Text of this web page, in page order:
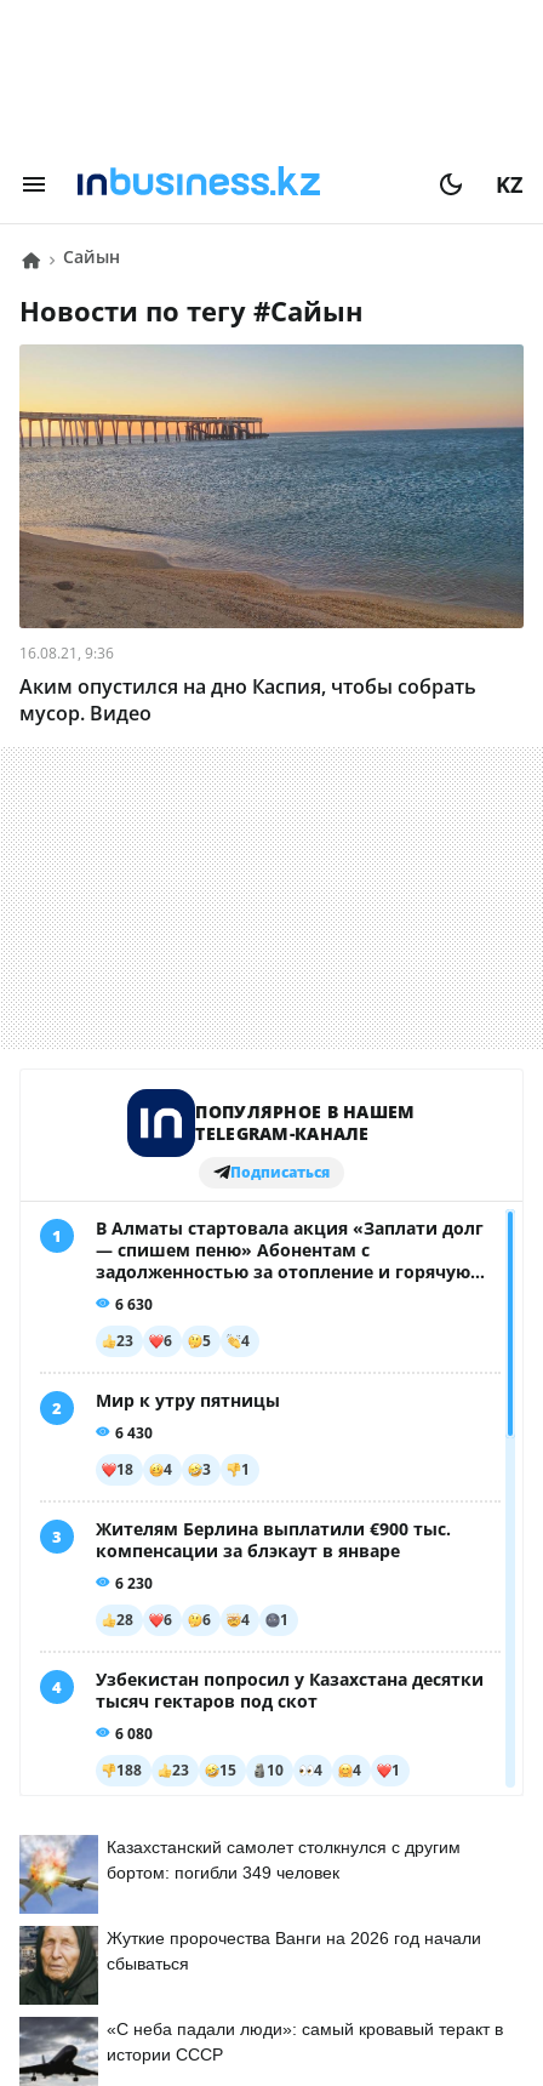
KZ
сайын
Новости по тегу # сайын
16.08.21, 9:36
Аким опустился на дно Каспия, чтобы собрать
мусор. Видео
Казахстанский самолет столкнулся с другим
бортом: погибли 349 человек
Жуткие пророчества Ванги на 2026 год начали
сбываться
«С неба падали люди»: самый кровавый теракт в
истории СССР